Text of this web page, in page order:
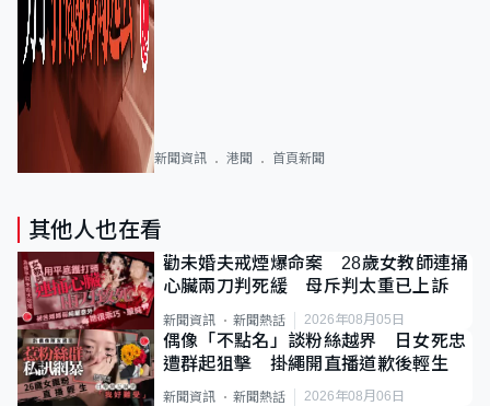
新聞資訊 港聞 首頁新聞
其他人也在看
勸未婚夫戒煙爆命案 28歲女教師連捅
心臟兩刀判死緩 母斥判太重已上訴
新聞資訊 新聞熱話 2026年08月05日
偶像「不點名」談粉絲越界 日女死忠
遭群起狙擊 掛繩開直播道歉後輕生
新聞資訊 新聞熱話 2026年08月06日